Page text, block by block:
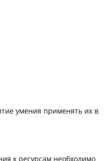
умения применять их в
к ресурсам необходимо